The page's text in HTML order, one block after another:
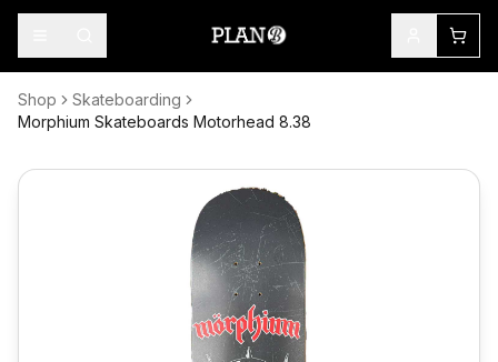
Shop
Skateboarding
Morphium Skateboards Motorhead 8.38